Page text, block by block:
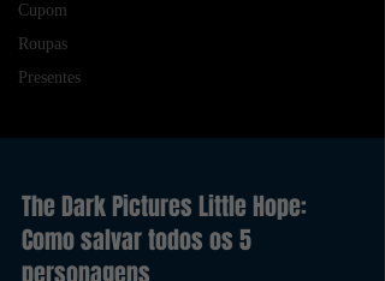
Cupom
Roupas
Presentes
The Dark Pictures Little Hope: